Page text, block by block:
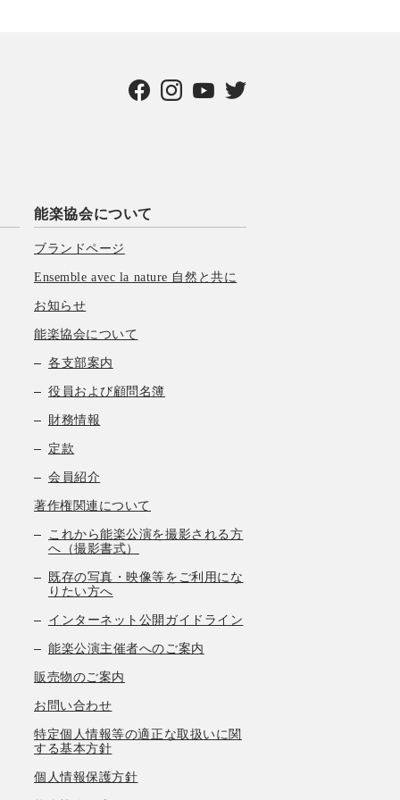
能楽協会について
ブランドページ
Ensemble avec la nature 自然と共に
お知らせ
能楽協会について
各支部案内
役員および顧問名簿
財務情報
定款
会員紹介
著作権関連について
これから能楽公演を撮影される方
へ（撮影書式）
既存の写真・映像等をご利用にな
りたい方へ
インターネット公開ガイドライン
能楽公演主催者へのご案内
販売物のご案内
お問い合わせ
特定個人情報等の適正な取扱いに関
する基本方針
個人情報保護方針